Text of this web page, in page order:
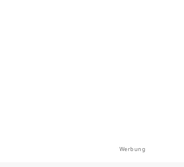
Werbung